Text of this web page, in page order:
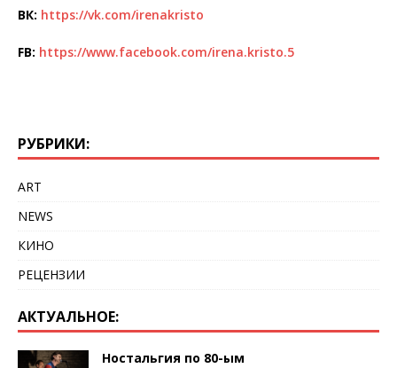
ВК: https://vk.com/irenakristo
FB: https://www.facebook.com/irena.kristo.5
РУБРИКИ:
ART
NEWS
КИНО
РЕЦЕНЗИИ
АКТУАЛЬНОЕ:
Ностальгия по 80-ым